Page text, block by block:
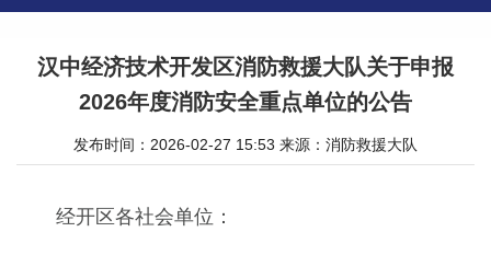
汉中经济技术开发区消防救援大队关于申报
2026年度消防安全重点单位的公告
发布时间：2026-02-27 15:53 来源：消防救援大队
经开区各社会单位：